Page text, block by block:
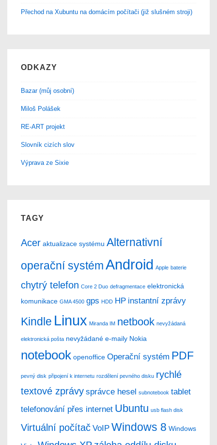
Přechod na Xubuntu na domácím počítači (již slušném stroji)
ODKAZY
Bazar (můj osobní)
Miloš Polášek
RE-ART projekt
Slovník cizích slov
Výprava ze Sixie
TAGY
Acer aktualizace systému Alternativní
operační systémAndroid Apple baterie
chytrý telefon Core 2 Duo defragmentace elektronická
komunikace GMA 4500 gps HDD HP instantní zprávy
Kindle Linux Miranda IM netbook nevyžádaná
elektronická pošta nevyžádané e-maily Nokia
notebook openoffice Operační systém PDF
pevný disk připojení k internetu rozdělení pevného disku rychlé
textové zprávy správce hesel subnotebook tablet
telefonování přes internet Ubuntu usb flash disk
Virtuální počítač VoIP Windows 8 Windows